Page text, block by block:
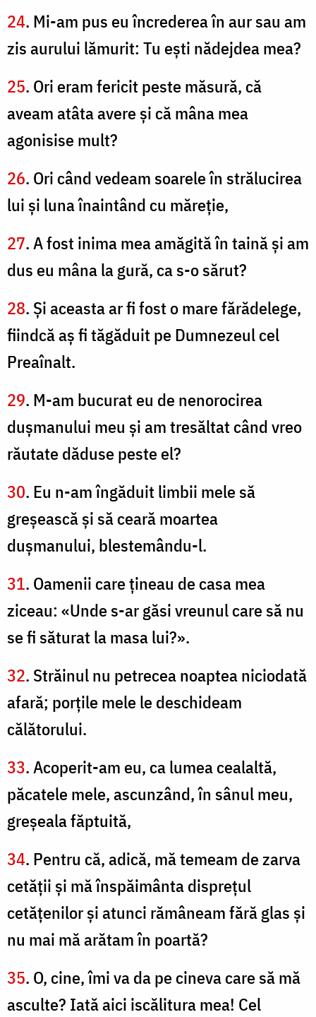
24. Mi-am pus eu încrederea în aur sau am
zis aurului lămurit: Tu eşti nădejdea mea?
25. Ori eram fericit peste măsură, că
aveam atâta avere şi că mâna mea
agonisise mult?
26. Ori când vedeam soarele în strălucirea
lui şi luna înaintând cu măreţie,
27. A fost inima mea amăgită în taină şi am
dus eu mâna la gură, ca s-o sărut?
28. Şi aceasta ar fi fost o mare fărădelege,
fiindcă aş fi tăgăduit pe Dumnezeul cel
Preaînalt.
29. M-am bucurat eu de nenorocirea
duşmanului meu şi am tresăltat când vreo
răutate dăduse peste el?
30. Eu n-am îngăduit limbii mele să
greşească şi să ceară moartea
duşmanului, blestemându-l.
31. Oamenii care ţineau de casa mea
ziceau: «Unde s-ar găsi vreunul care să nu
se fi săturat la masa lui?».
32. Străinul nu petrecea noaptea niciodată
afară; porţile mele le deschideam
călătorului.
33. Acoperit-am eu, ca lumea cealaltă,
păcatele mele, ascunzând, în sânul meu,
greşeala făptuită,
34. Pentru că, adică, mă temeam de zarva
cetăţii şi mă înspăimânta dispreţul
cetăţenilor şi atunci rămâneam fără glas şi
nu mai mă arătam în poartă?
35. O, cine, îmi va da pe cineva care să mă
asculte? Iată aici iscălitura mea! Cel